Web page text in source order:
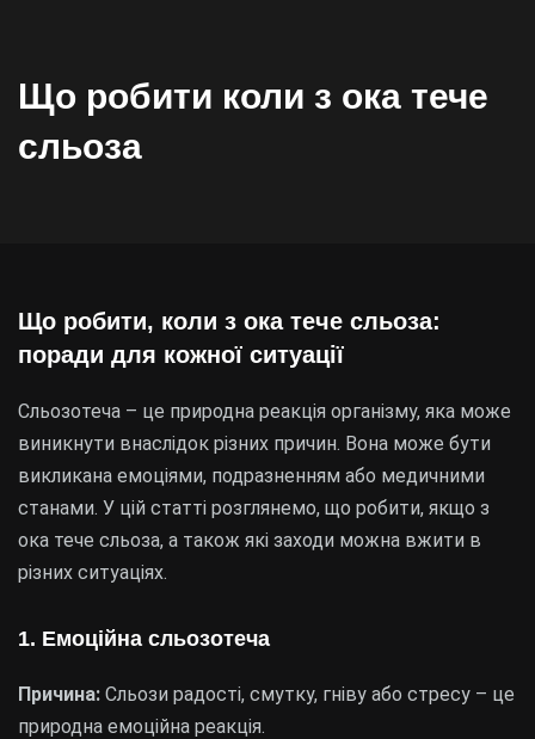
Що робити коли з ока тече
сльоза
Що робити, коли з ока тече сльоза:
поради для кожної ситуації
Сльозотеча – це природна реакція організму, яка може
виникнути внаслідок різних причин. Вона може бути
викликана емоціями, подразненням або медичними
станами. У цій статті розглянемо, що робити, якщо з
ока тече сльоза, а також які заходи можна вжити в
різних ситуаціях.
1. Емоційна сльозотеча
Причина: Сльози радості, смутку, гніву або стресу – це
природна емоційна реакція.